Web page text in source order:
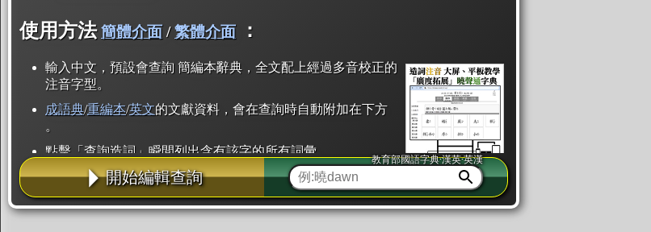
使用方法 簡體介面/繁體介面 ：
輸入中文，預設會查詢 簡編本辭典，全文配上經過多音校正的
注音字型。
成語典/重編本/英文的文獻資料，會在查詢時自動附加在下方
。
點擊「查詢造詞」瞬間列出含有該字的所有詞彙。
點「部首」瞬間列出所有「同部首字」。也支援查詢「同注音」或「同筆畫」。
辭典解釋的全文都經過自動斷詞，點擊便可瞬間「連續查詢」此字詞的解釋，不
用手動重複輸入。
開始編輯查詢
教育部國語字典·漢英·英漢